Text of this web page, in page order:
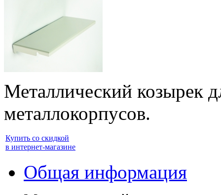
Металлический козырек
металлокорпусов.
Купить со скидкой
в интернет-магазине
Общая информация